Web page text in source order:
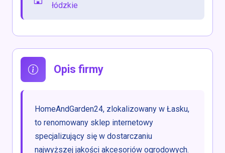
łódzkie
Opis firmy
HomeAndGarden24, zlokalizowany w Łasku,
to renomowany sklep internetowy
specjalizujący się w dostarczaniu
najwyższej jakości akcesoriów ogrodowych.